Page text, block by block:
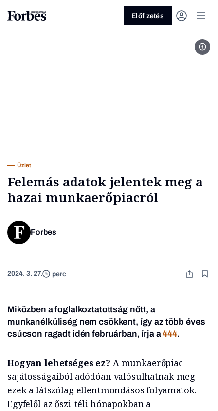
Előfizetés
Üzlet
Felemás adatok jelentek meg a
hazai munkaerőpiacról
Forbes
2024. 3. 27. perc
Miközben a foglalkoztatottság nőtt, a
munkanélküliség nem csökkent, így az több éves
csúcson ragadt idén februárban, írja a444.
Hogyan lehetséges ez? A munkaerőpiac
sajátosságaiból adódóan valósulhatnak meg
ezek a látszólag ellentmondásos folyamatok.
Egyfelől az őszi-téli hónapokban a